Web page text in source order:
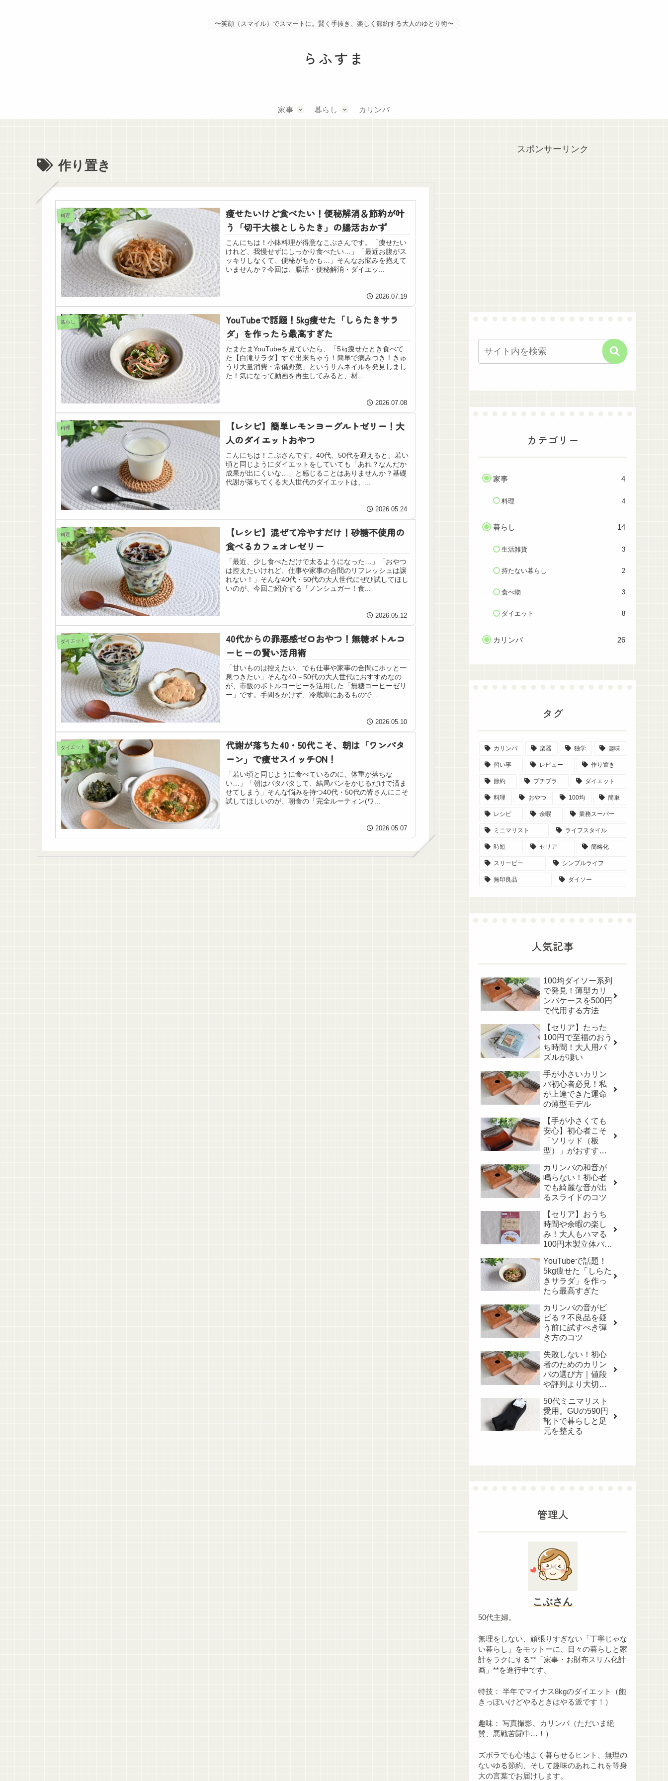
〜笑顔（スマイル）でスマートに。賢く手抜き、楽しく節約する大人のゆとり術〜
らふすま
家事 暮らし カリンバ
作り置き
料理
痩せたいけど食べたい！便秘解消＆節約が叶
う「切干大根としらたき」の腸活おかず
こんにちは！小鉢料理が得意なこぶさんです。「痩せたい
けれど、我慢せずにしっかり食べたい…」「最近お腹がス
ッキリしなくて、便秘がちかも…」そんなお悩みを抱えて
いませんか？今回は、腸活・便秘解消・ダイエッ...
2026.07.19
暮らし
YouTubeで話題！5kg痩せた「しらたきサラ
ダ」を作ったら最高すぎた
たまたまYouTubeを見ていたら、「5㎏痩せたとき食べて
た【白滝サラダ】すぐ出来ちゃう！簡単で病みつき！きゅ
うり大量消費・常備野菜」というサムネイルを発見しまし
た！気になって動画を再生してみると、材...
2026.07.08
料理
【レシピ】簡単レモンヨーグルトゼリー！大
人のダイエットおやつ
こんにちは！こぶさんです。40代、50代を迎えると、若い
頃と同じようにダイエットをしていても「あれ？なんだか
成果が出にくいな…」と感じることはありませんか？基礎
代謝が落ちてくる大人世代のダイエットは、...
2026.05.24
料理
【レシピ】混ぜて冷やすだけ！砂糖不使用の
食べるカフェオレゼリー
「最近、少し食べただけで太るようになった…」「おやつ
は控えたいけれど、仕事や家事の合間のリフレッシュは譲
れない！」そんな40代・50代の大人世代にぜひ試してほし
いのが、今回ご紹介する「ノンシュガー！食...
2026.05.12
ダイエット
40代からの罪悪感ゼロおやつ！無糖ボトルコ
ーヒーの賢い活用術
「甘いものは控えたい、でも仕事や家事の合間にホッと一
息つきたい」そんな40～50代の大人世代におすすめなの
が、市販のボトルコーヒーを活用した「無糖コーヒーゼリ
ー」です。手間をかけず、冷蔵庫にあるもので...
2026.05.10
ダイエット
代謝が落ちた40・50代こそ、朝は「ワンパタ
ーン」で痩せスイッチON！
「若い頃と同じように食べているのに、体重が落ちな
い…」「朝はバタバタして、結局パンをかじるだけで済ま
せてしまう」そんな悩みを持つ40代・50代の皆さんにこそ
試してほしいのが、朝食の「完全ルーティン(ワ...
2026.05.07
スポンサーリンク
カテゴリー
家事 4
料理 4
暮らし 14
生活雑貨 3
持たない暮らし 2
食べ物 3
ダイエット 8
カリンバ 26
タグ
カリンバ 楽器 独学 趣味
習い事 レビュー 作り置き
節約 プチプラ ダイエット
料理 おやつ 100均 簡単
レシピ 余暇 業務スーパー
ミニマリスト ライフスタイル
時短 セリア 簡略化
スリーピー シンプルライフ
無印良品 ダイソー
人気記事
100均ダイソー系列
で発見！薄型カリ
ンバケースを500円
で代用する方法
【セリア】たった
100円で至福のおう
ち時間！大人用パ
ズルが凄い
手が小さいカリン
バ初心者必見！私
が上達できた運命
の薄型モデル
【手が小さくても
安心】初心者こそ
「ソリッド（板
型）」がおすすめ
わる「木材」の選
び方
カリンバの和音が
鳴らない！初心者
でも綺麗な音が出
るスライドのコツ
【セリア】おうち
時間や余暇の楽し
み！大人もハマる
100円木製立体パズ
YouTubeで話題！
5kg痩せた「しらた
きサラダ」を作っ
たら最高すぎた
カリンバの音がビ
ビる？不良品を疑
う前に試すべき弾
き方のコツ
失敗しない！初心
者のためのカリン
バの選び方｜値段
や評判より大切な
50代ミニマリスト
愛用。GUの590円
靴下で暮らしと足
元を整える
管理人
こぶさん
50代主婦。
無理をしない、頑張りすぎない「丁寧じゃな
い暮らし」をモットーに、日々の暮らしと家
計をラクにする**「家事・お財布スリム化計
画」**を進行中です。
特技： 半年でマイナス8kgのダイエット（飽
きっぽいけどやるときはやる派です！）
趣味： 写真撮影、カリンバ（ただいま絶
賛、悪戦苦闘中…！）
ズボラでも心地よく暮らせるヒント、無理の
ないゆる節約、そして趣味のあれこれを等身
大の言葉でお届けします。